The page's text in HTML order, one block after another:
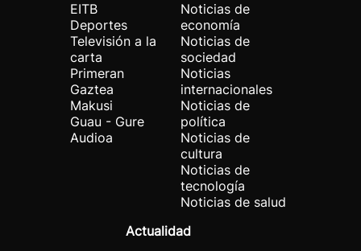
EITB
Deportes
Televisión a la
carta
Primeran
Gaztea
Makusi
Guau - Gure
Audioa
Noticias de
economía
Noticias de
sociedad
Noticias
internacionales
Noticias de
política
Noticias de
cultura
Noticias de
tecnología
Noticias de salud
Actualidad